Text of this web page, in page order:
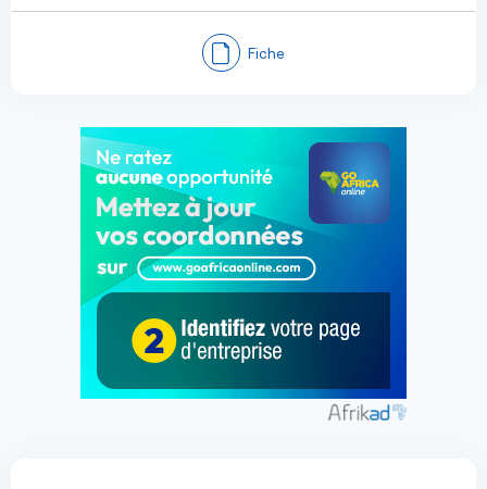
Fiche